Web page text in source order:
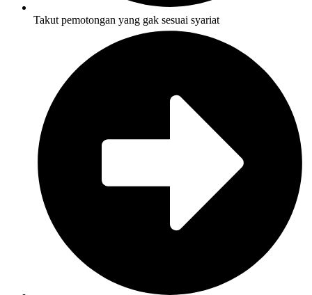
Takut pemotongan yang gak sesuai syariat